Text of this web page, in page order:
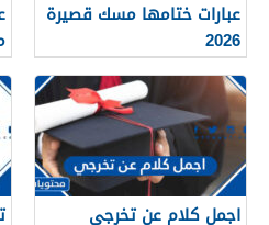
عبارات ختامها مسك قصيرة
2026
اجمل كلام عن تخرجي